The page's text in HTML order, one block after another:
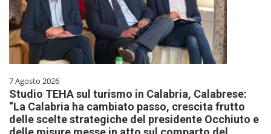
7 Agosto 2026
Studio TEHA sul turismo in Calabria, Calabrese:
“La Calabria ha cambiato passo, crescita frutto
delle scelte strategiche del presidente Occhiuto e